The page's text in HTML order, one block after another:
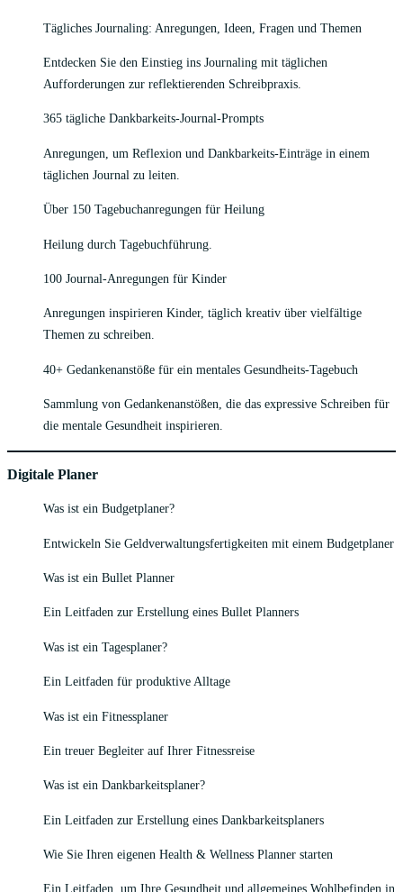
Tägliches Journaling: Anregungen, Ideen, Fragen und Themen
Entdecken Sie den Einstieg ins Journaling mit täglichen
Aufforderungen zur reflektierenden Schreibpraxis.
365 tägliche Dankbarkeits-Journal-Prompts
Anregungen, um Reflexion und Dankbarkeits-Einträge in einem
täglichen Journal zu leiten.
Über 150 Tagebuchanregungen für Heilung
Heilung durch Tagebuchführung.
100 Journal-Anregungen für Kinder
Anregungen inspirieren Kinder, täglich kreativ über vielfältige
Themen zu schreiben.
40+ Gedankenanstöße für ein mentales Gesundheits-Tagebuch
Sammlung von Gedankenanstößen, die das expressive Schreiben für
die mentale Gesundheit inspirieren.
Digitale Planer
Was ist ein Budgetplaner?
Entwickeln Sie Geldverwaltungsfertigkeiten mit einem Budgetplaner
Was ist ein Bullet Planner
Ein Leitfaden zur Erstellung eines Bullet Planners
Was ist ein Tagesplaner?
Ein Leitfaden für produktive Alltage
Was ist ein Fitnessplaner
Ein treuer Begleiter auf Ihrer Fitnessreise
Was ist ein Dankbarkeitsplaner?
Ein Leitfaden zur Erstellung eines Dankbarkeitsplaners
Wie Sie Ihren eigenen Health & Wellness Planner starten
Ein Leitfaden, um Ihre Gesundheit und allgemeines Wohlbefinden in